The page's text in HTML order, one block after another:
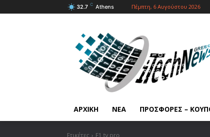
32.7 C Athens Πέμπτη, 6 Αυγούστου 2026
ΑΡΧΙΚΗ ΝΕΑ ΠΡΟΣΦΟΡΕΣ –
Ετικέτες F1 tv pro